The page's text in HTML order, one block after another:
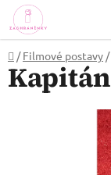
Přejít
na
obsah
Domů
/ Filmové postavy /